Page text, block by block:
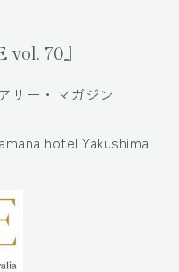
70』
リー・マガジン
hotel Yakushima